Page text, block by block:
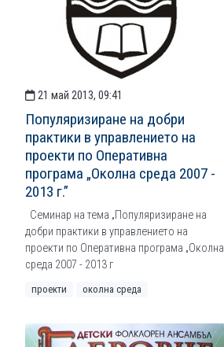
21 май 2013, 09:41
Популяризиране на добри
практики в управлението на
проекти по Оперативна
програма „Околна среда 2007 -
2013 г.”
Семинар на тема „Популяризиране на
добри практики в управлението на
проекти по Оперативна програма „Околна
среда 2007 - 2013 г
проекти околна среда